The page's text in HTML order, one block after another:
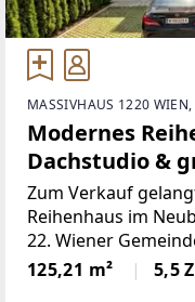
MASSIVHAUS 1220
Modernes
Dachstudio &
ruhiger Lage in
Zum Verkauf
Reihenhaus im
22. Wiener
insgesamt 15
ruhige Lage sowie
125,21 m² 5,5